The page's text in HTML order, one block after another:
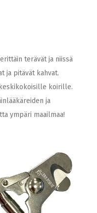
terävät ja niissä
ja pitävät kahvat.
koirille.
ja
ympäri maailmaa!